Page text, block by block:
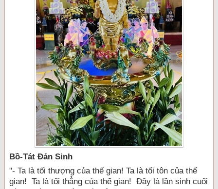
Bồ-Tát Đản Sinh
"- Ta là tối thượng của thế gian! Ta là tối tôn của thế
gian! Ta là tối thẳng của thế gian! Đây là lần sinh cuối